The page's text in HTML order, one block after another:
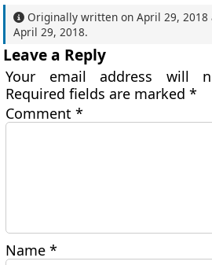
Originally written onApril 29, 2018
April 29, 2018.
Leave a Reply
Your email address will
Required fields are marked*
Comment*
Name*